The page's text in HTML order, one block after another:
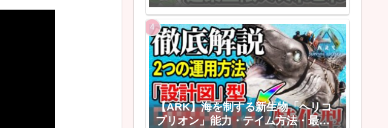
なくなる建築上限のあれこれ
【ARK】海を制する新生物「ヘリコ
プリオン」能力・テイム方法・最強